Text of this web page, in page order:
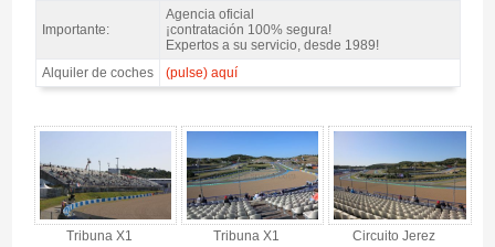
Importante:
Agencia oficial
¡contratación 100% segura!
Expertos a su servicio, desde 1989!
Alquiler de coches
(pulse) aquí
Tribuna X1
Tribuna X1
Circuito Jerez